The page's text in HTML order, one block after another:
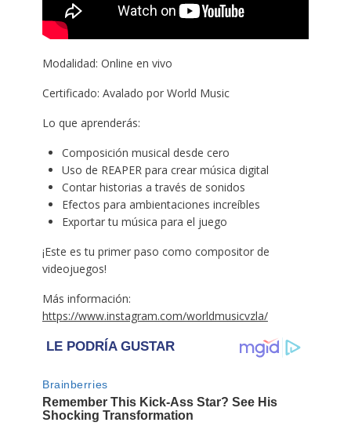
Modalidad: Online en vivo
Certificado: Avalado por World Music
Lo que aprenderás:
Composición musical desde cero
Uso de REAPER para crear música digital
Contar historias a través de sonidos
Efectos para ambientaciones increíbles
Exportar tu música para el juego
¡Este es tu primer paso como compositor de
videojuegos!
Más información:
https://www.instagram.com/worldmusicvzla/